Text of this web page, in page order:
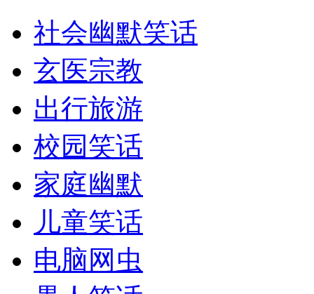
社会幽默笑话
玄医宗教
出行旅游
校园笑话
家庭幽默
儿童笑话
电脑网虫